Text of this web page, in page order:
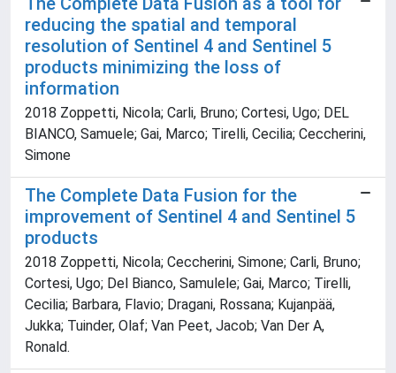
reducing the spatial and temporal
resolution of Sentinel 4 and Sentinel 5
products minimizing the loss of
information
2018 Zoppetti, Nicola; Carli, Bruno; Cortesi, Ugo; DEL
BIANCO, Samuele; Gai, Marco; Tirelli, Cecilia; Ceccherini,
Simone
The Complete Data Fusion for the
improvement of Sentinel 4 and Sentinel 5
products
2018 Zoppetti, Nicola; Ceccherini, Simone; Carli, Bruno;
Cortesi, Ugo; Del Bianco, Samulele; Gai, Marco; Tirelli,
Cecilia; Barbara, Flavio; Dragani, Rossana; Kujanpää,
Jukka; Tuinder, Olaf; Van Peet, Jacob; Van Der A,
Ronald.